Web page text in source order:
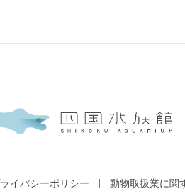
イバシーポリシー 動物取扱業に関